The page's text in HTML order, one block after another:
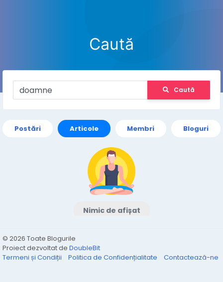
Caută
Caută
Postări Articole Membri Bloguri
Nimic de afișat
© 2026 Toate Blogurile
Proiect dezvoltat de DoubleBit
Termeni și Condiții
Politica de Confidențialitate Contactează-ne